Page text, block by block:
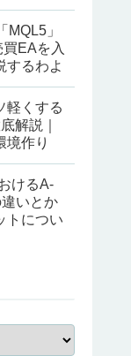
MQL5」
EAを入
するわよ
軽くする
解説｜
境作り
けるA-
いとか
トについ